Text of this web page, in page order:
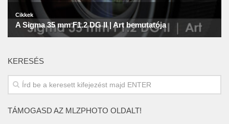
KERESÉS
TÁMOGASD AZ MLZPHOTO OLDALT!